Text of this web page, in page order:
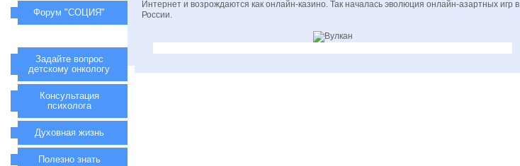
Интернет и возрождаются как онлайн-казино. Так началась эволюция онлайн-азартных игр в
России.
Форум "СОЦИЯ"
Задайте вопрос
детскому онкологу
Консультация
психолога
Духовная жизнь
Полезно знать